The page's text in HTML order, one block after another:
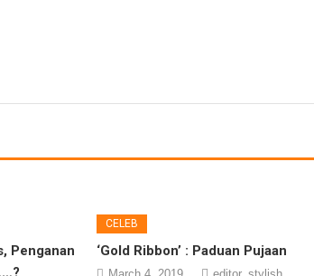
Penganan
CELEB
‘Gold Ribbon’ : Paduan Pujaan